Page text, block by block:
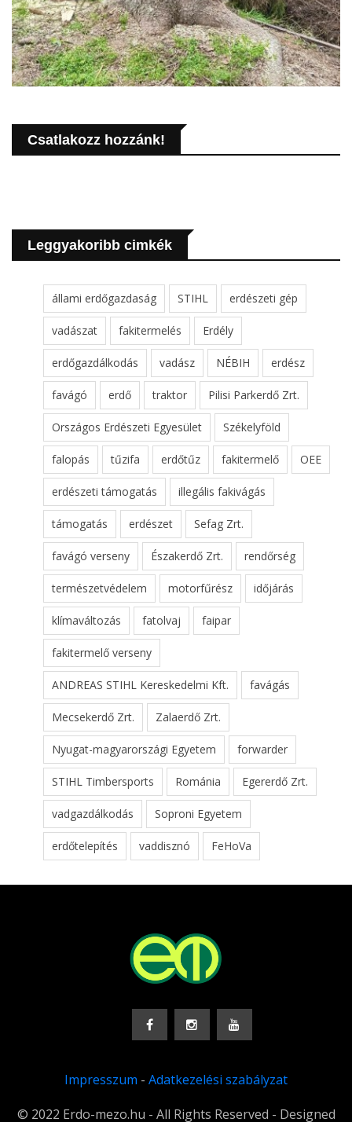
Csatlakozz hozzánk!
Leggyakoribb cimkék
állami erdőgazdaság STIHL erdészeti gép
vadászat fakitermelés Erdély
erdőgazdálkodás vadász NÉBIH erdész
favágó erdő traktor Pilisi Parkerdő Zrt.
Országos Erdészeti Egyesület Székelyföld
falopás tűzifa erdőtűz fakitermelő OEE
erdészeti támogatás illegális fakivágás
támogatás erdészet Sefag Zrt.
favágó verseny Északerdő Zrt. rendőrség
természetvédelem motorfűrész időjárás
klímaváltozás fatolvaj faipar
fakitermelő verseny
ANDREAS STIHL Kereskedelmi Kft. favágás
Mecsekerdő Zrt. Zalaerdő Zrt.
Nyugat-magyarországi Egyetem forwarder
STIHL Timbersports Románia Egererdő Zrt.
vadgazdálkodás Soproni Egyetem
erdőtelepítés vaddisznó FeHoVa
Impresszum - Adatkezelési szabályzat
© 2022 Erdo-mezo.hu - All Rights Reserved - Designed